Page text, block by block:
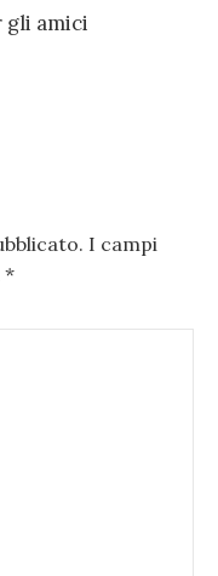
gli amici
I campi
*